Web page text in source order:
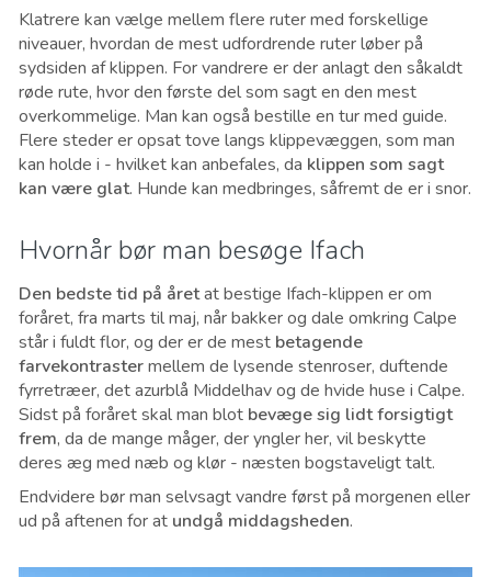
Klatrere kan vælge mellem flere ruter med forskellige
niveauer, hvordan de mest udfordrende ruter løber på
sydsiden af klippen. For vandrere er der anlagt den såkaldt
røde rute, hvor den første del som sagt en den mest
overkommelige. Man kan også bestille en tur med guide.
Flere steder er opsat tove langs klippevæggen, som man
kan holde i - hvilket kan anbefales, da klippen som sagt
kan være glat. Hunde kan medbringes, såfremt de er i snor.
Hvornår bør man besøge Ifach
Den bedste tid på åretat bestige Ifach-klippen er om
foråret, fra marts til maj, når bakker og dale omkring Calpe
står i fuldt flor, og der er de mest betagende
farvekontrastermellem de lysende stenroser, duftende
fyrretræer, det azurblå Middelhav og de hvide huse i Calpe.
Sidst på foråret skal man blot bevæge sig lidt forsigtigt
frem, da de mange måger, der yngler her, vil beskytte
deres æg med næb og klør - næsten bogstaveligt talt.
Endvidere bør man selvsagt vandre først på morgenen eller
ud på aftenen for at undgå middagsheden.